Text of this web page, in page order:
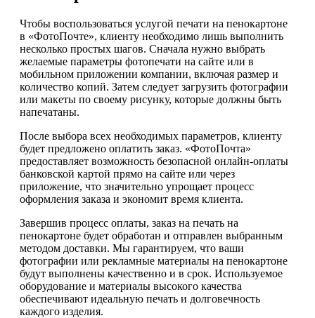
Чтобы воспользоваться услугой печати на пенокартоне
в «ФотоПочте», клиенту необходимо лишь выполнить
несколько простых шагов. Сначала нужно выбрать
желаемые параметры фотопечати на сайте или в
мобильном приложении компании, включая размер и
количество копий. Затем следует загрузить фотографии
или макеты по своему рисунку, которые должны быть
напечатаны.
После выбора всех необходимых параметров, клиенту
будет предложено оплатить заказ. «ФотоПочта»
предоставляет возможность безопасной онлайн-оплаты
банковской картой прямо на сайте или через
приложение, что значительно упрощает процесс
оформления заказа и экономит время клиента.
Завершив процесс оплаты, заказ на печать на
пенокартоне будет обработан и отправлен выбранным
методом доставки. Мы гарантируем, что ваши
фотографии или рекламные материалы на пенокартоне
будут выполнены качественно и в срок. Используемое
оборудование и материалы высокого качества
обеспечивают идеальную печать и долговечность
каждого изделия.